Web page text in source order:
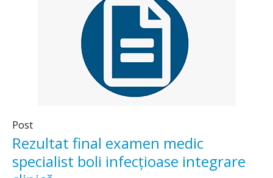
Post
Rezultat final examen medic
specialist boli infecțioase integrare